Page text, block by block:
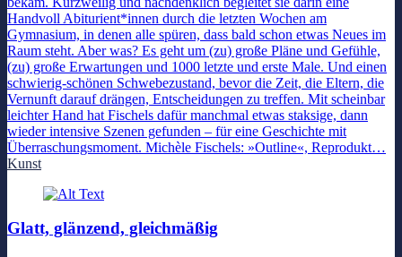
Handvoll Abiturient*innen durch die letzten Wochen am
Gymnasium, in denen alle spüren, dass bald schon etwas Neues im
Raum steht. Aber was? Es geht um (zu) große Pläne und Gefühle,
(zu) große Erwartungen und 1000 letzte und erste Male. Und einen
schwierig-schönen Schwebezustand, bevor die Zeit, die Eltern, die
Vernunft darauf drängen, Entscheidungen zu treffen. Mit scheinbar
leichter Hand hat Fischels dafür manchmal etwas staksige, dann
wieder intensive Szenen gefunden – für eine Geschichte mit
Überraschungsmoment. Michèle Fischels: »Outline«, Reprodukt…
Kunst
Glatt, glänzend, gleichmäßig